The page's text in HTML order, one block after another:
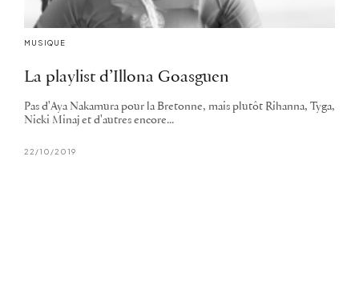
MUSIQUE
La playlist d’Illona Goasguen
Pas d'Aya Nakamura pour la Bretonne, mais plutôt Rihanna, Tyga,
Nicki Minaj et d'autres encore...
22/10/2019